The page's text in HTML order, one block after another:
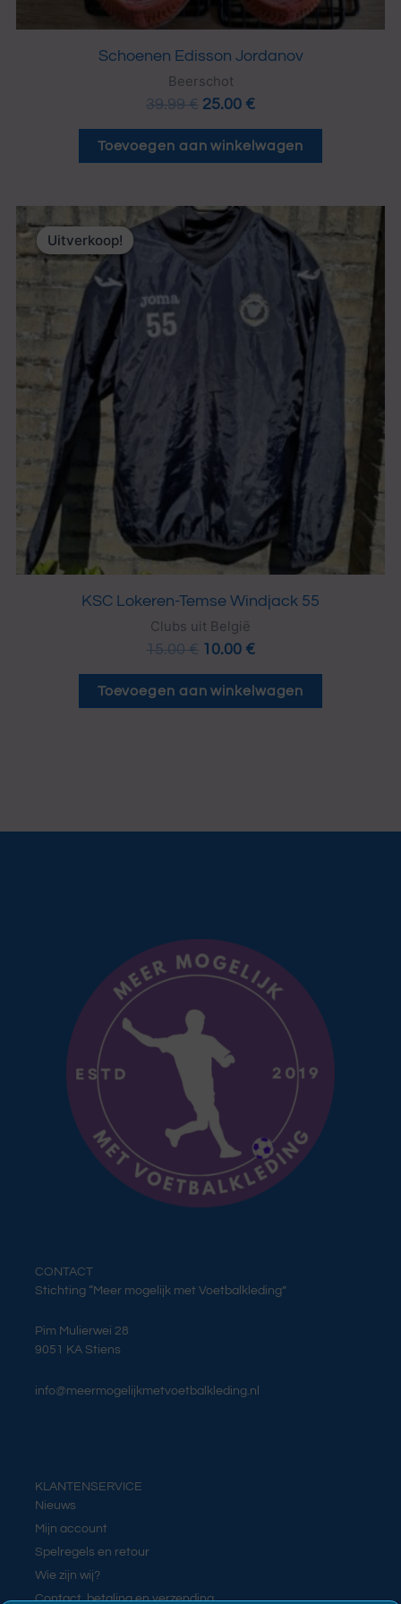
Schoenen Edisson Jordanov
Beerschot
39.99€ 25.00 €
Toevoegen aan winkelwagen
Uitverkoop!
Uitverkoop!
KSC Lokeren-Temse Windjack 55
Clubs uit België
15.00€
Oorspronkelijke
prijs
was:
15.00 €.
10.00 €
Huidige
prijs
Toevoegen aan winkelwagen
CONTACT
Stichting “Meer mogelijk met Voetbalkleding”
Pim Mulierwei 28
9051 KA Stiens
info@meermogelijkmetvoetbalkleding.nl
KLANTENSERVICE
Nieuws
Mijn account
Spelregels en retour
Wie zijn wij?
Contact, betaling en verzending